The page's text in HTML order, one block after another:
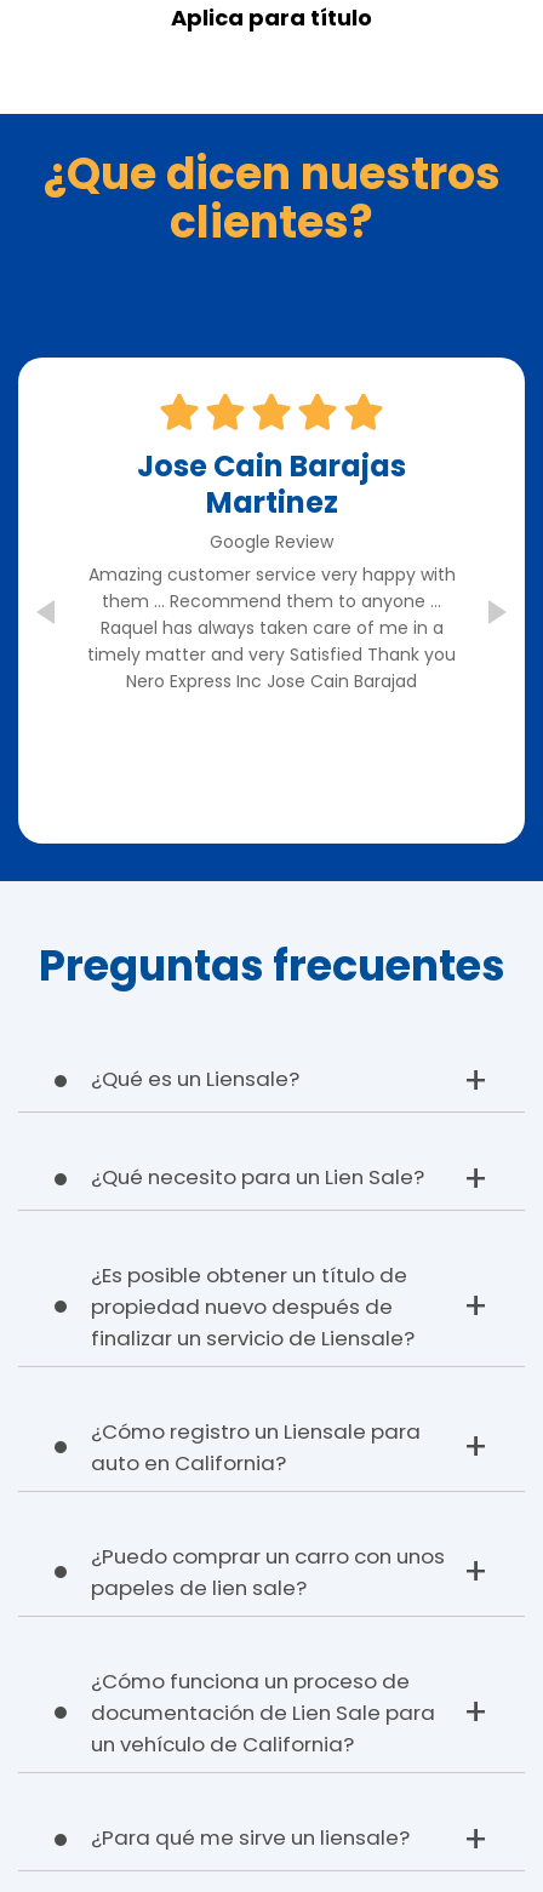
Aplica para título
¿Que dicen nuestros
clientes?
Jose Cain Barajas
Martinez
Google Review
Amazing customer service very happy with
them … Recommend them to anyone …
Raquel has always taken care of me in a
timely matter and very Satisfied Thank you
Nero Express Inc Jose Cain Barajad
Preguntas frecuentes
¿Qué es un Liensale?
¿Qué necesito para un Lien Sale?
¿Es posible obtener un título de
propiedad nuevo después de
finalizar un servicio de Liensale?
¿Cómo registro un Liensale para
auto en California?
¿Puedo comprar un carro con unos
papeles de lien sale?
¿Cómo funciona un proceso de
documentación de Lien Sale para
un vehículo de California?
¿Para qué me sirve un liensale?